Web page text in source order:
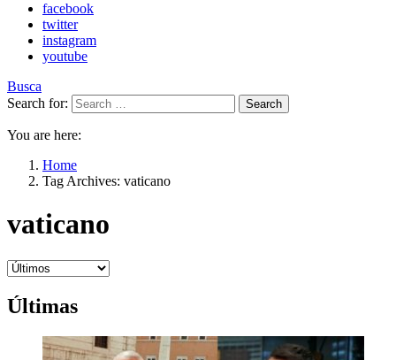
facebook
twitter
instagram
youtube
Busca
Search for:
Search
You are here:
Home
Tag Archives: vaticano
vaticano
Últimas